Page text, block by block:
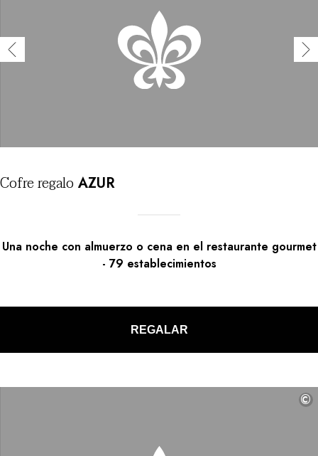
Cofreregalo AZUR
Una noche con almuerzo o cena en el restaurante gourmet
- 79 establecimientos
REGALAR
©